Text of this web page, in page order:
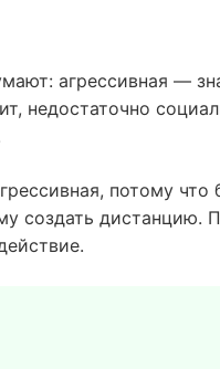
агрессивная —
недостаточно
потому что
создать дистанцию.